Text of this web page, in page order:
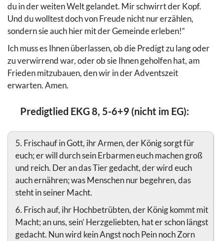
du in der weiten Welt gelandet. Mir schwirrt der Kopf.
Und du wolltest doch von Freude nicht nur erzählen,
sondern sie auch hier mit der Gemeinde erleben!“
Ich muss es Ihnen überlassen, ob die Predigt zu lang oder
zu verwirrend war, oder ob sie Ihnen geholfen hat, am
Frieden mitzubauen, den wir in der Adventszeit
erwarten. Amen.
Predigtlied EKG 8, 5-6+9 (nicht im EG):
5. Frischauf in Gott, ihr Armen, der König sorgt für
euch; er will durch sein Erbarmen euch machen groß
und reich. Der an das Tier gedacht, der wird euch
auch ernähren; was Menschen nur begehren, das
steht in seiner Macht.
6. Frisch auf, ihr Hochbetrübten, der König kommt mit
Macht; an uns, sein’ Herzgeliebten, hat er schon längst
gedacht. Nun wird kein Angst noch Pein noch Zorn